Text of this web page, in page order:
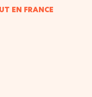
EN FRANCE